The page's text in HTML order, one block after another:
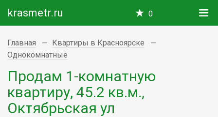
krasmetr.ru 0
Главная
Квартиры в Красноярске
Однокомнатные
Продам 1-комнатную
квартиру, 45.2 кв.м.,
Октябрьская ул